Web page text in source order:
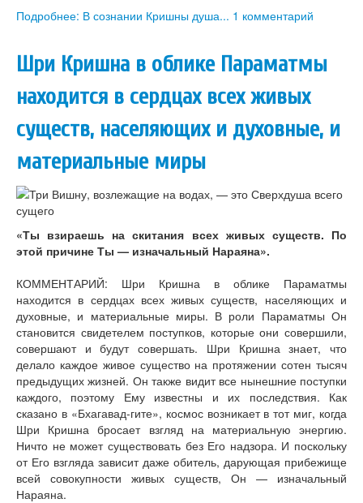
Подробнее: В сознании Кришны душа... 1 комментарий
Шри Кришна в облике Параматмы
находится в сердцах всех живых
существ, населяющих и духовные, и
материальные миры
«Ты взираешь на скитания всех живых существ. По
этой причине Ты — изначальный Нараяна».
КОММЕНТАРИЙ: Шри Кришна в облике Параматмы
находится в сердцах всех живых существ, населяющих и
духовные, и материальные миры. В роли Параматмы Он
становится свидетелем поступков, которые они совершили,
совершают и будут совершать. Шри Кришна знает, что
делало каждое живое существо на протяжении сотен тысяч
предыдущих жизней. Он также видит все нынешние поступки
каждого, поэтому Ему известны и их последствия. Как
сказано в «Бхагавад-гите», космос возникает в тот миг, когда
Шри Кришна бросает взгляд на материальную энергию.
Ничто не может существовать без Его надзора. И поскольку
от Его взгляда зависит даже обитель, дарующая прибежище
всей совокупности живых существ, Он — изначальный
Нараяна.